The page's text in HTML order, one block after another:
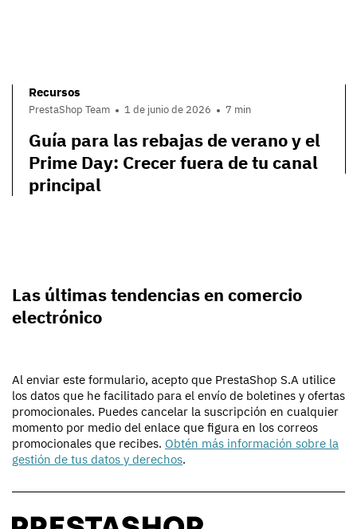
Recursos
PrestaShop Team 1 de junio de 2026 7 min
Guía para las rebajas de verano y el
Prime Day: Crecer fuera de tu canal
principal
Las últimas tendencias en comercio
electrónico
Al enviar este formulario, acepto que PrestaShop S.A utilice
los datos que he facilitado para el envío de boletines y ofertas
promocionales. Puedes cancelar la suscripción en cualquier
momento por medio del enlace que figura en los correos
promocionales que recibes. Obtén más información sobre la
gestión de tus datos y derechos.